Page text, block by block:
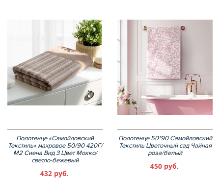
Полотенце «Самойловский
Текстиль» махровое 50/90 420Г/
М2 Сиена Вид 3 Цвет Мокко/
светло-бежевый
432 руб.
Полотенце 50*90 Самойловский
Текстиль Цветочный сад Чайная
роза/белый
450 руб.